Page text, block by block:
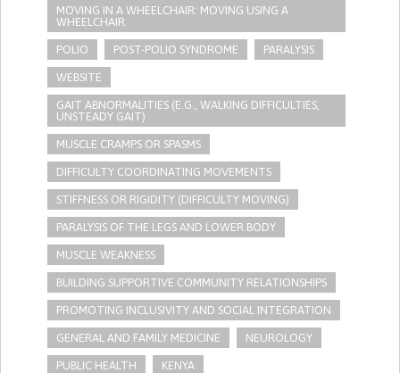
MOVING IN A WHEELCHAIR: MOVING USING A
WHEELCHAIR.
POLIO POST-POLIO SYNDROME PARALYSIS
WEBSITE
GAIT ABNORMALITIES (E.G., WALKING DIFFICULTIES,
UNSTEADY GAIT)
MUSCLE CRAMPS OR SPASMS
DIFFICULTY COORDINATING MOVEMENTS
STIFFNESS OR RIGIDITY (DIFFICULTY MOVING)
PARALYSIS OF THE LEGS AND LOWER BODY
MUSCLE WEAKNESS
BUILDING SUPPORTIVE COMMUNITY RELATIONSHIPS
PROMOTING INCLUSIVITY AND SOCIAL INTEGRATION
GENERAL AND FAMILY MEDICINE NEUROLOGY
PUBLIC HEALTH KENYA